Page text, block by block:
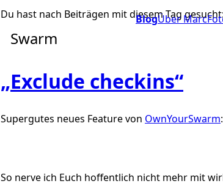
BlogÜber Marc
Du hast nach Beiträgen mit diesem Tag
Swarm
„Exclude checkins“
Supergutes neues Feature von OwnYourSwarm:
So nerve ich Euch hoffentlich nicht mehr mit